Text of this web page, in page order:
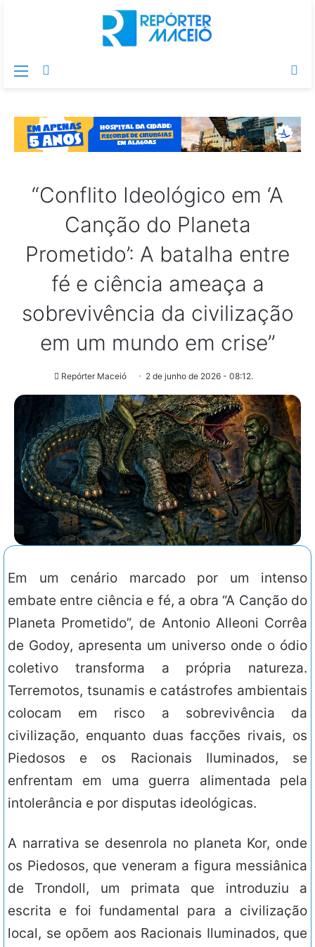
Menu
“Conflito Ideológico em ‘A
Canção do Planeta
Prometido’: A batalha entre
fé e ciência ameaça a
sobrevivência da civilização
em um mundo em crise”
Repórter Maceió 2 de junho de 2026 - 08:12.
Em um cenário marcado por um intenso
embate entre ciência e fé, a obra “A Canção do
Planeta Prometido”, de Antonio Alleoni Corrêa
de Godoy, apresenta um universo onde o ódio
coletivo transforma a própria natureza.
Terremotos, tsunamis e catástrofes ambientais
colocam em risco a sobrevivência da
civilização, enquanto duas facções rivais, os
Piedosos e os Racionais Iluminados, se
enfrentam em uma guerra alimentada pela
intolerância e por disputas ideológicas.
A narrativa se desenrola no planeta Kor, onde
os Piedosos, que veneram a figura messiânica
de Trondoll, um primata que introduziu a
escrita e foi fundamental para a civilização
local, se opõem aos Racionais Iluminados, que